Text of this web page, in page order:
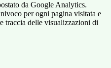
da Google Analytics.
per ogni pagina visitata e
traccia delle visualizzazioni di